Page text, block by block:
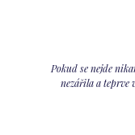
Pokud se nejde
nezářila a teprve